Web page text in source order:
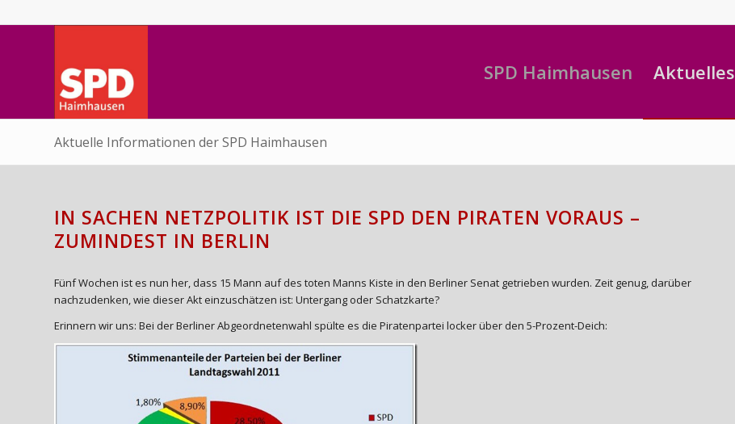
SPD Haimhausen Aktuelles
Aktuelle Informationen der SPD Haimhausen
IN SACHEN NETZPOLITIK IST DIE SPD DEN PIRATEN VORAUS –
ZUMINDEST IN BERLIN
Fünf Wochen ist es nun her, dass 15 Mann auf des toten Manns Kiste in den Berliner Senat getrieben wurden. Zeit genug, darüber
nachzudenken, wie dieser Akt einzuschätzen ist: Untergang oder Schatzkarte?
Erinnern wir uns: Bei der Berliner Abgeordnetenwahl spülte es die Piratenpartei locker über den 5-Prozent-Deich: